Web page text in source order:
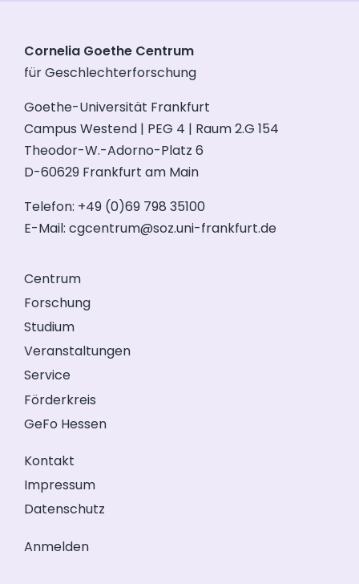
Cornelia Goethe Centrum
für Geschlechterforschung
Goethe-Universität Frankfurt
Campus Westend | PEG 4 | Raum 2.G 154
Theodor-W.-Adorno-Platz 6
D-60629 Frankfurt am Main
Telefon: +49 (0)69 798 35100
E-Mail: cgcentrum@soz.uni-frankfurt.de
Centrum
Forschung
Studium
Veranstaltungen
Service
Förderkreis
GeFo Hessen
Kontakt
Impressum
Datenschutz
Anmelden